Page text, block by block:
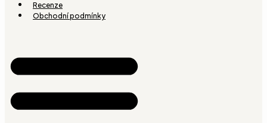
Recenze
Obchodní podmínky